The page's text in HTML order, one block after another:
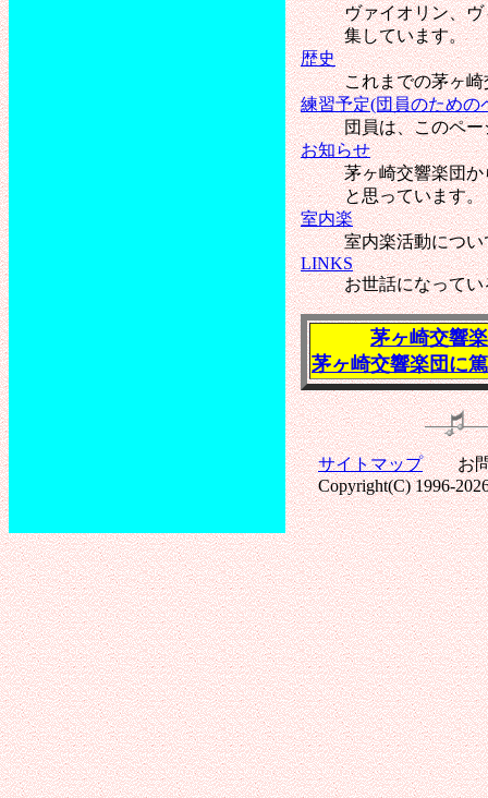
ヴァイオリン、
集しています。
歴史
これまでの茅ヶ
練習予定(団員のための
団員は、このペ
お知らせ
茅ヶ崎交響楽団
と思っています。
室内楽
室内楽活動につ
LINKS
お世話になって
茅ヶ崎交響
茅ヶ崎交響楽団に
サイトマップお問
Copyright(C) 1996-2026